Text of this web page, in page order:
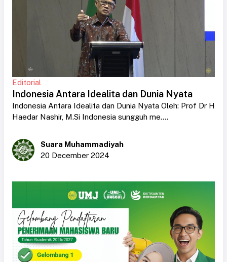
Editorial
Indonesia Antara Idealita dan Dunia Nyata
Indonesia Antara Idealita dan Dunia Nyata Oleh: Prof Dr H
Haedar Nashir, M.Si Indonesia sungguh me....
Suara Muhammadiyah
20 December 2024